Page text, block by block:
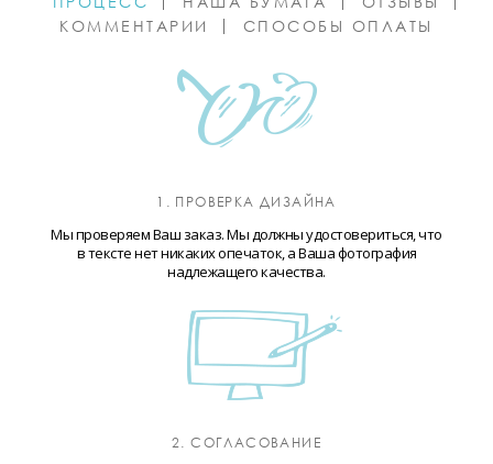
КОММЕНТАРИИ
СПОСОБЫ ОПЛАТЫ
1. ПРОВЕРКА ДИЗАЙНА
Мы проверяем Ваш заказ. Мы должны удостовериться, что
в тексте нет никаких опечаток, а Ваша фотография
надлежащего качества.
2. СОГЛАСОВАНИЕ